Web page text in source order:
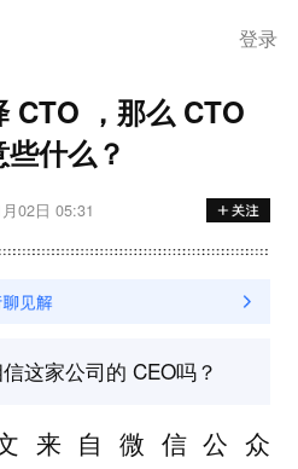
登录
CTO ，那么 CTO
什么？
02日 05:31
这家公司的 CEO吗？
来自微信公众